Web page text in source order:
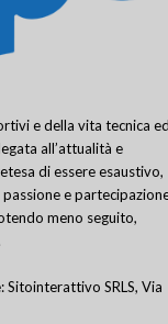
e della vita tecnica ed
all’attualità e
di essere esaustivo,
e
meno seguito,
SRLS, Via